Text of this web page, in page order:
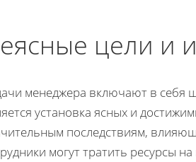
цели и
менеджера включают в себя
установка ясных и
последствиям,
могут тратить ресурсы